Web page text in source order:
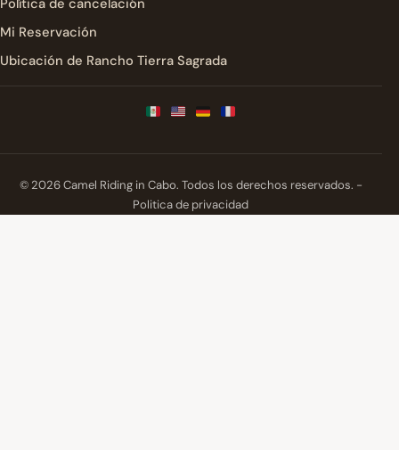
Mi Reservación
Ubicación de Rancho Tierra Sagrada
© 2026 Camel Riding in Cabo. Todos los derechos reservados. -
Politica de privacidad